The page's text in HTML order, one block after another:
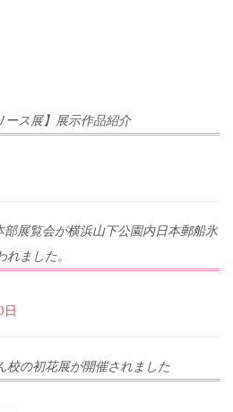
ス展】展示作品紹介
展覧会が横浜山下公園内日本郵船氷
ました。
日
校の初花展が開催されました